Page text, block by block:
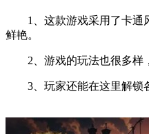
1、这款游戏采用了卡通
鲜艳。
2、游戏的玩法也很多样，
3、玩家还能在这里解锁各